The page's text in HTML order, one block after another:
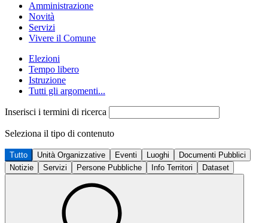
Amministrazione
Novità
Servizi
Vivere il Comune
Elezioni
Tempo libero
Istruzione
Tutti gli argomenti...
Inserisci i termini di ricerca
Seleziona il tipo di contenuto
Tutto Unità Organizzative Eventi Luoghi
Documenti Pubblici
Notizie
Servizi Persone Pubbliche Info Territori Dataset